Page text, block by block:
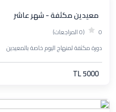
معيدين مكثفة - شهر عاشر
0 (0 المراجعات)
دورة مكثفة لمنهاج اليوم خاصة بالمعيدين
TL 5000